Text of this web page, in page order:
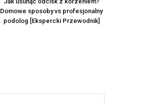
Domowe sposoby vs profesjonalny
podolog [Ekspercki Przewodnik]